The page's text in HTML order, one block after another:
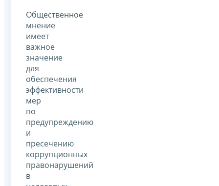
Общественное
мнение
имеет
важное
значение
для
обеспечения
эффективности
мер
по
предупреждению
и
пресечению
коррупционных
правонарушений
в